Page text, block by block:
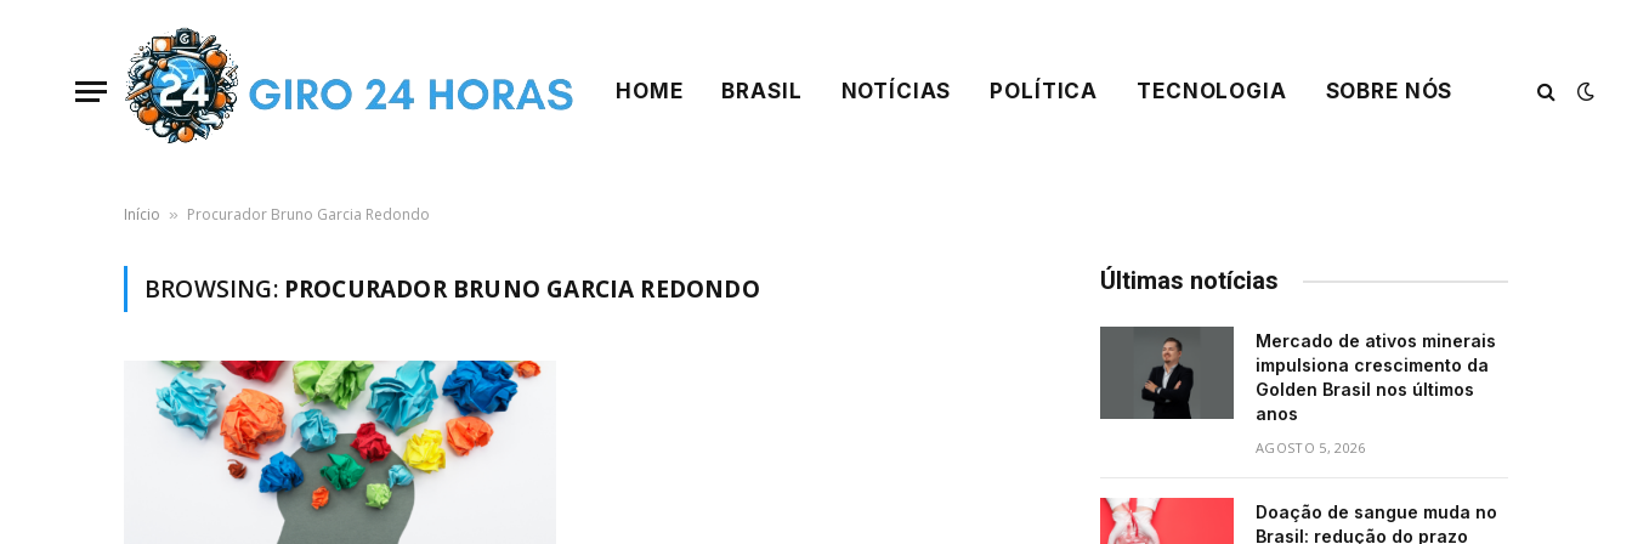
HOME BRASIL NOTÍCIAS POLÍTICA TECNOLOGIA SOBRE NÓS
Início » Procurador Bruno Garcia Redondo
BROWSING: PROCURADOR BRUNO GARCIA REDONDO Últimas notícias
Mercado de ativos minerais
impulsiona crescimento da
Golden Brasil nos últimos
anos
AGOSTO 5, 2026
Doação de sangue muda no
Brasil: redução do prazo